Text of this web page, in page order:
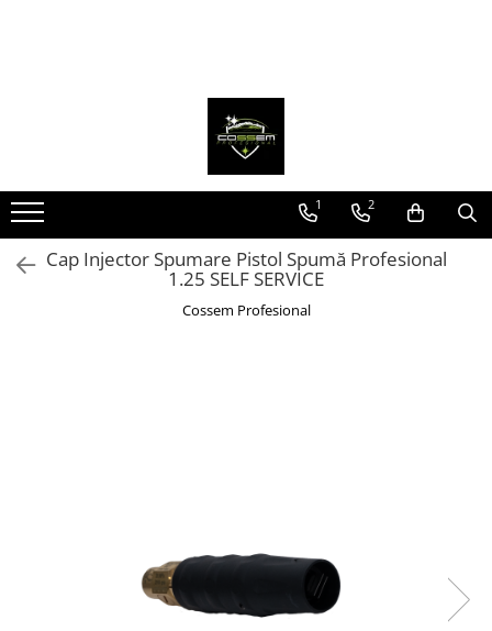
1 2
Cap Injector Spumare Pistol Spumă Profesional
1.25 SELF SERVICE
Cossem Profesional